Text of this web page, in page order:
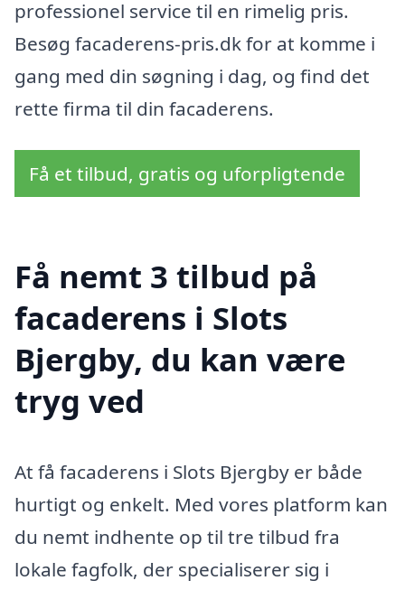
professionel service til en rimelig pris.
Besøg facaderens-pris.dk for at komme i
gang med din søgning i dag, og find det
rette firma til din facaderens.
Få et tilbud, gratis og uforpligtende
Få nemt 3 tilbud på
facaderens i Slots
Bjergby, du kan være
tryg ved
At få facaderens i Slots Bjergby er både
hurtigt og enkelt. Med vores platform kan
du nemt indhente op til tre tilbud fra
lokale fagfolk, der specialiserer sig i